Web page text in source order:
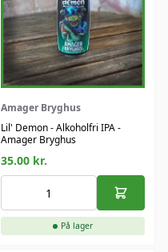
Amager Bryghus
Lil' Demon - Alkoholfri IPA -
Amager Bryghus
35.00 kr.
På lager